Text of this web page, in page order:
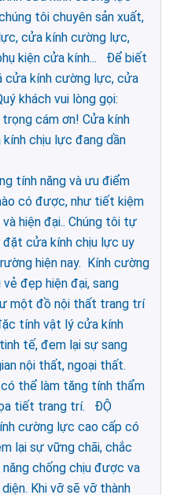
tôi chuyên sản xuất,
cửa kính cường lực,
kiện cửa kính... Để biết
cửa kính cường lực, cửa
khách vui lòng gọi:
cám ơn! Cửa kính
chịu lực đang dần
tính năng và ưu điểm
có được, như tiết kiệm
hiện đại.. Chúng tôi tự
đặt cửa kính chịu lực uy
hiện nay. Kính cường
đẹp hiện đại, sang
một đồ nội thất trang trí
tính vật lý cửa kính
tế, đem lại sự sang
nội thất, ngoại thất.
thể làm tăng tính thẩm
tiết trang trí. ĐỘ
cường lực cao cấp có
lại sự vững chãi, chắc
chống chịu được va
Khi vỡ sẽ vỡ thành